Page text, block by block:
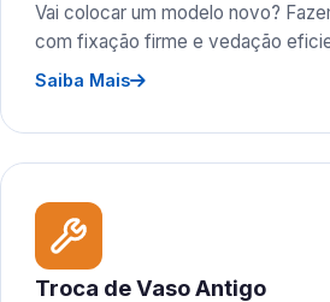
Vai colocar um modelo novo?
com fixação firme e vedação
Saiba Mais
Troca de Vaso Antigo